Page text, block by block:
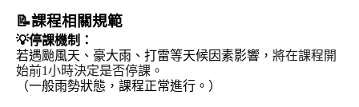
📝課程相關規範
💡停課機制：
若遇颱風天、豪大雨、打雷等天候因素影響， 將在課程開
始前1小時決定是否停課。
（一般雨勢狀態，課程正常進行。）